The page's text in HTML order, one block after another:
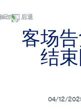
后退
客场告
结
04/12/